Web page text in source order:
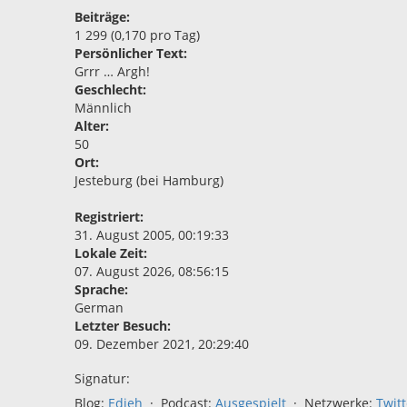
Beiträge:
1 299 (0,170 pro Tag)
Persönlicher Text:
Grrr … Argh!
Geschlecht:
Männlich
Alter:
50
Ort:
Jesteburg (bei Hamburg)
Registriert:
31. August 2005, 00:19:33
Lokale Zeit:
07. August 2026, 08:56:15
Sprache:
German
Letzter Besuch:
09. Dezember 2021, 20:29:40
Signatur:
Blog: Edieh · Podcast:Ausgespielt · Netzwerke: